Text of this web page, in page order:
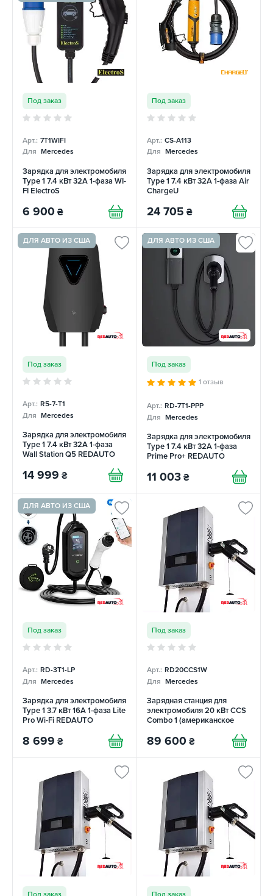
Под заказ
Арт.: 7T1WIFI
Для Mercedes
Зарядка для электромобиля
Type 1 7.4 кВт 32A 1-фаза WI-
FI ElectroS
6 900 ₴
Под заказ
Арт.: CS-A113
Для Mercedes
Зарядка для электромобиля
Type 1 7.4 кВт 32A 1-фаза Air
ChargeU
24 705 ₴
ДЛЯ АВТО ИЗ США
Под заказ
Арт.: R5-7-T1
Для Mercedes
Зарядка для электромобиля
Type 1 7.4 кВт 32А 1-фаза
Wall Station Q5 REDAUTO
14 999 ₴
ДЛЯ АВТО ИЗ США
Под заказ
1 отзыв
Арт.: RD-7T1-PPP
Для Mercedes
Зарядка для электромобиля
Type 1 7.4 кВт 32A 1-фаза
Prime Pro+ REDAUTO
11 003 ₴
ДЛЯ АВТО ИЗ США
Под заказ
Арт.: RD-3T1-LP
Для Mercedes
Зарядка для электромобиля
Type 1 3.7 кВт 16А 1-фаза Lite
Pro Wi-Fi REDAUTO
8 699 ₴
Под заказ
Арт.: RD20CCS1W
Для Mercedes
Зарядная станция для
электромобиля 20 кВт CCS
Combo 1 (американское
89 600 ₴
Под заказ Под заказ